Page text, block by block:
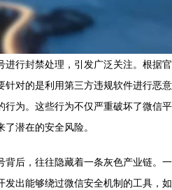
进行封禁处理，引发广泛关注。根据官
针对的是利用第三方违规软件进行恶意
行为。这些行为不仅严重破坏了微信平
潜在的安全风险。
背后，往往隐藏着一条灰色产业链。一
发出能够绕过微信安全机制的工具，如